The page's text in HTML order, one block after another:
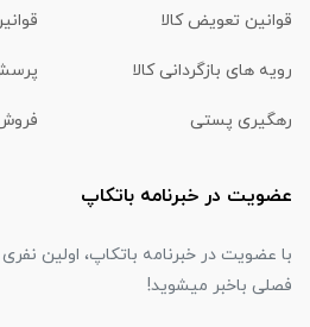
قوانین تعویض کالا
رویه های بازگردانی کالا
رهگیری پستی
عضویت در خبرنامه باتکاپ
با عضویت در خبرنامه باتکاپ، اولین
فصلی باخبر میشوید!